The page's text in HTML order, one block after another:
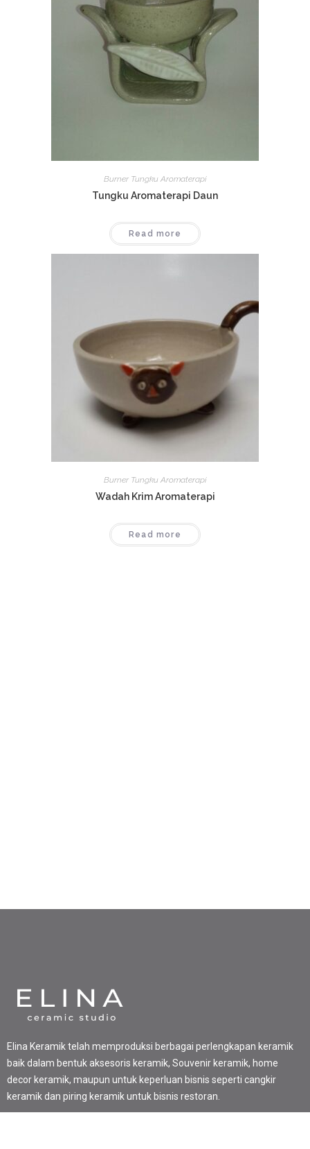
Burner Tungku Aromaterapi
Tungku Aromaterapi Daun
Read more
Burner Tungku Aromaterapi
Wadah Krim Aromaterapi
Read more
Elina Keramik telah memproduksi berbagai perlengkapan keramik
baik dalam bentuk aksesoris keramik, Souvenir keramik, home
decor keramik, maupun untuk keperluan bisnis seperti cangkir
keramik dan piring keramik untuk bisnis restoran.